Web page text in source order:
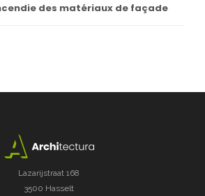
des matériaux de façade
Lazarijstraat 168
3500 Hasselt